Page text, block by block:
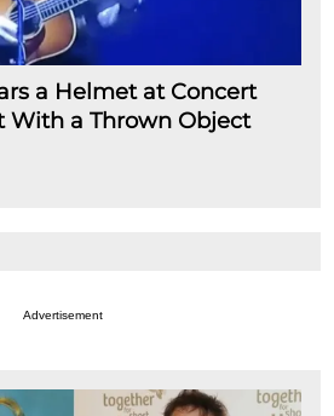
a Helmet at Concert
With a Thrown Object
Advertisement